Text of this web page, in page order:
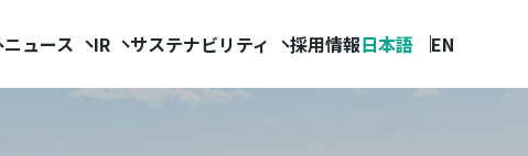
ニュース IR サステナビリティ 採用情報日本語 EN